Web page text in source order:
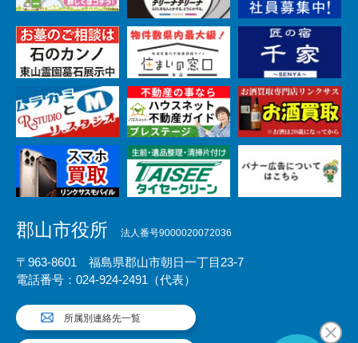
郡山市役所 法人番号9000020072036
〒963-8601 福島県郡山市朝日一丁目23-7
電話番号：024-924-2491（代表）
所属別連絡先一覧